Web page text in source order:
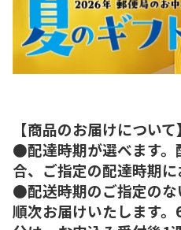
【商品のお届けについて】
●配達時期が選べます。
合、ご指定の配達時期に
●配送時期のご指定の
順次お届けいたします